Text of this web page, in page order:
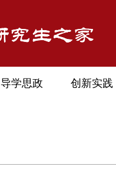
导学思政 创新实践